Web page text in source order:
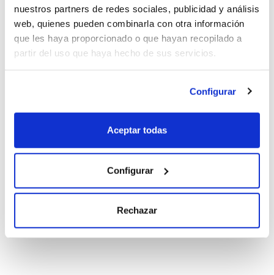
nuestros partners de redes sociales, publicidad y análisis
web, quienes pueden combinarla con otra información
que les haya proporcionado o que hayan recopilado a
partir del uso que haya hecho de sus servicios.
Configurar
Aceptar todas
Configurar
Rechazar
REVISAR QUE LOS FRENOS FUNCIONEN
PERFECTAMENTE
correctamente ya que es peligroso afrontar un viaje
falla, tendrás que acercarte altaller más cercano
para que te las cambien.
Después de estos consejos, esperamos que sepáis
verano y así podáis disfrutar al máximo de vuestras
vacaciones sin ningún problema al volante.